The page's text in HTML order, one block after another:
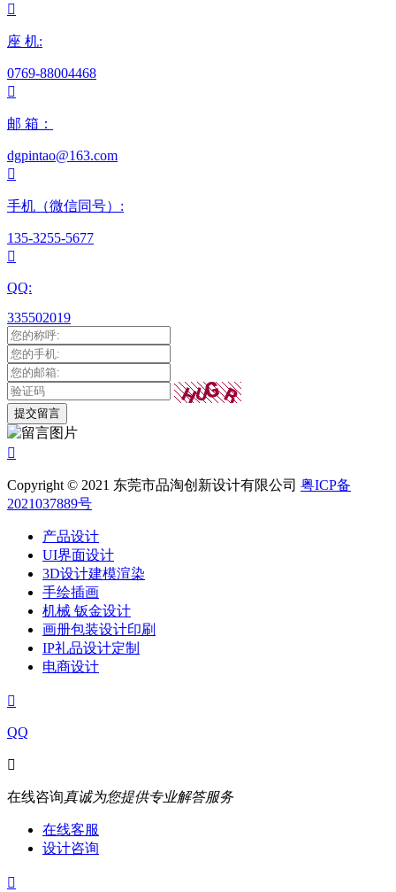

座 机:
0769-88004468

邮 箱：
dgpintao@163.com

手机（微信同号）:
135-3255-5677

QQ:
335502019

Copyright © 2021 东莞市品淘创新设计有限公司 粤ICP备
2021037889号
产品设计
UI界面设计
3D设计建模渲染
手绘插画
机械 钣金设计
画册包装设计印刷
IP礼品设计定制
电商设计

QQ

在线咨询真诚为您提供专业解答服务
在线客服
设计咨询
